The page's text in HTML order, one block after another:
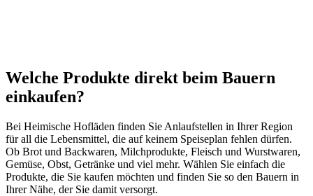
Welche Produkte direkt beim Bauern
einkaufen?
Bei Heimische Hofläden finden Sie Anlaufstellen in Ihrer Region
für all die Lebensmittel, die auf keinem Speiseplan fehlen dürfen.
Ob Brot und Backwaren, Milchprodukte, Fleisch und Wurstwaren,
Gemüse, Obst, Getränke und viel mehr. Wählen Sie einfach die
Produkte, die Sie kaufen möchten und finden Sie so den Bauern in
Ihrer Nähe, der Sie damit versorgt.